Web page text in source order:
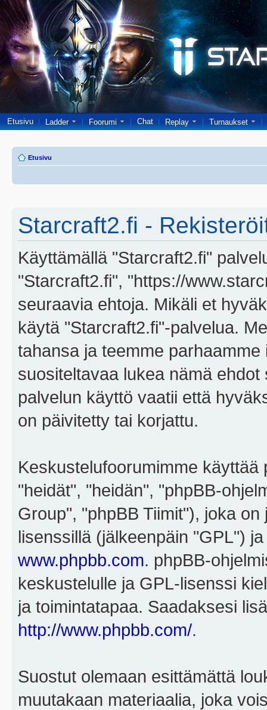
Etusivu Ladder Foorumi Chat Replay Turnaukset
Etusivu
Starcraft2.fi -
Käyttämällä "Starcraft2.fi"
"Starcraft2.fi", "https://
seuraavia ehtoja. Mikäli et
käytä "Starcraft2.fi"-palvelua.
tahansa ja teemme
suositeltavaa lukea nämä
palvelun käyttö vaatii että
on päivitetty tai korjattu.
Keskustelufoorumimme
"heidät", "heidän", "phpBB-
Group", "phpBB Tiimit"), joka on
lisenssillä (jälkeenpäin "GPL")
www.phpbb.com. phpBB-
keskustelulle ja GPL-lisenssi
ja toimintatapaa. Saadaksesi
http://www.phpbb.com/.
Suostut olemaan esittämättä
muutakaan materiaalia, joka